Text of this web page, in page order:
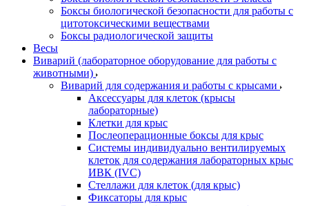
Боксы биологической безопасности для работы с
цитотоксическими веществами
Боксы радиологической защиты
Весы
Виварий (лабораторное оборудование для работы с
животными)
Виварий для содержания и работы с крысами
Аксессуары для клеток (крысы
лабораторные)
Клетки для крыс
Послеоперационные боксы для крыс
Системы индивидуально вентилируемых
клеток для содержания лабораторных крыс
ИВК (IVC)
Стеллажи для клеток (для крыс)
Фиксаторы для крыс